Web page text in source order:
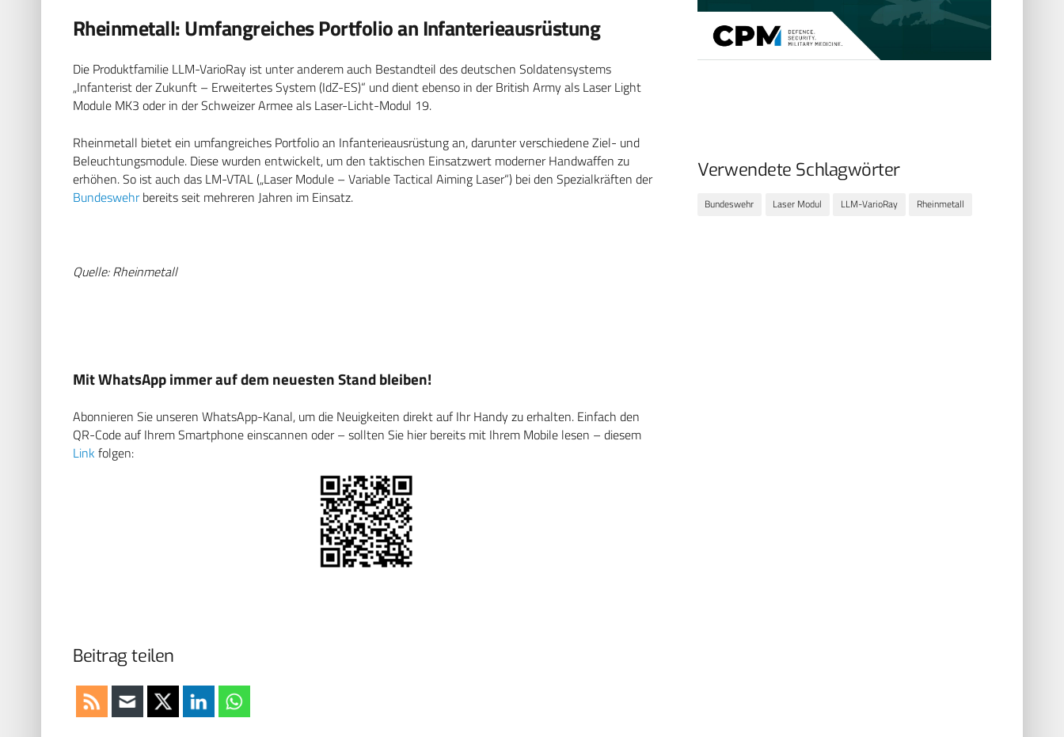
Rheinmetall: Umfangreiches Portfolio an Infanterieausrüstung
Die Produktfamilie LLM-VarioRay ist unter anderem auch Bestandteil des deutschen Soldatensystems
„Infanterist der Zukunft – Erweitertes System (IdZ-ES)“ und dient ebenso in der British Army als Laser Light
Module MK3 oder in der Schweizer Armee als Laser-Licht-Modul 19.
Rheinmetall bietet ein umfangreiches Portfolio an Infanterieausrüstung an, darunter verschiedene Ziel- und
Beleuchtungsmodule. Diese wurden entwickelt, um den taktischen Einsatzwert moderner Handwaffen zu
erhöhen. So ist auch das LM-VTAL („Laser Module – Variable Tactical Aiming Laser“) bei den Spezialkräften der
Bundeswehrbereits seit mehreren Jahren im Einsatz.
Quelle: Rheinmetall
Mit WhatsApp immer auf dem neuesten Stand bleiben!
Abonnieren Sie unseren WhatsApp-Kanal, um die Neuigkeiten direkt auf Ihr Handy zu erhalten. Einfach den
QR-Code auf Ihrem Smartphone einscannen oder – sollten Sie hier bereits mit Ihrem Mobile lesen – diesem
Link folgen:
Beitrag teilen
Verwendete Schlagwörter
Bundeswehr Laser Modul LLM-VarioRay Rheinmetall